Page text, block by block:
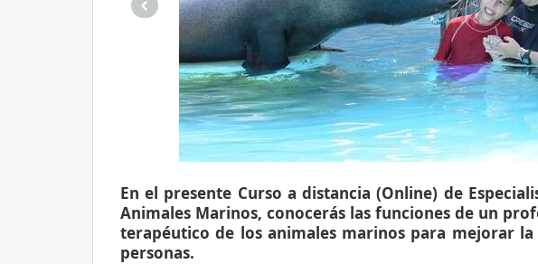
En el presente Curso a distancia (Online) de
Animales Marinos, conocerás las funciones de un
terapéutico de los animales marinos para mejorar
personas.